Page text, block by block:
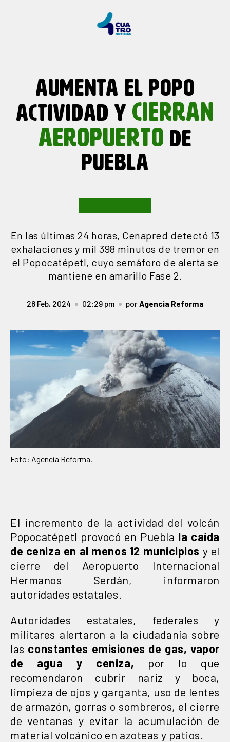
AUMENTA EL POPO
ACTIVIDAD Y CIERRAN
AEROPUERTO DE
PUEBLA
En las últimas 24 horas, Cenapred detectó 13
exhalaciones y mil 398 minutos de tremor en
el Popocatépetl, cuyo semáforo de alerta se
mantiene en amarillo Fase 2.
28 Feb, 2024 02:29 pm porAgencia Reforma
Foto: Agencia Reforma.
El incremento de la actividad del volcán
Popocatépetl provocó en Puebla la caída
de ceniza en al menos 12 municipios y el
cierre del Aeropuerto Internacional
Hermanos Serdán, informaron
autoridades estatales.
Autoridades estatales, federales y
militares alertaron a la ciudadanía sobre
las constantes emisiones de gas, vapor
de agua y ceniza, por lo que
recomendaron cubrir nariz y boca,
limpieza de ojos y garganta, uso de lentes
de armazón, gorras o sombreros, el cierre
de ventanas y evitar la acumulación de
material volcánico en azoteas y patios.